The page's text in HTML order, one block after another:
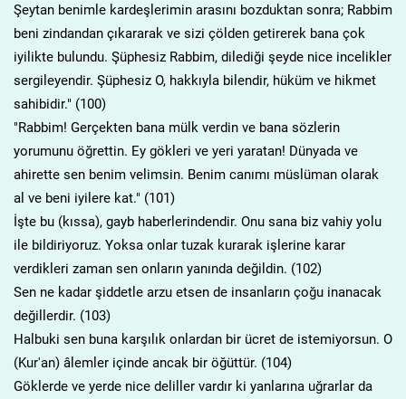
Şeytan benimle kardeşlerimin arasını bozduktan sonra; Rabbim
beni zindandan çıkararak ve sizi çölden getirerek bana çok
iyilikte bulundu. Şüphesiz Rabbim, dilediği şeyde nice incelikler
sergileyendir. Şüphesiz O, hakkıyla bilendir, hüküm ve hikmet
sahibidir." (100)
"Rabbim! Gerçekten bana mülk verdin ve bana sözlerin
yorumunu öğrettin. Ey gökleri ve yeri yaratan! Dünyada ve
ahirette sen benim velimsin. Benim canımı müslüman olarak
al ve beni iyilere kat." (101)
İşte bu (kıssa), gayb haberlerindendir. Onu sana biz vahiy yolu
ile bildiriyoruz. Yoksa onlar tuzak kurarak işlerine karar
verdikleri zaman sen onların yanında değildin. (102)
Sen ne kadar şiddetle arzu etsen de insanların çoğu inanacak
değillerdir. (103)
Halbuki sen buna karşılık onlardan bir ücret de istemiyorsun. O
(Kur'an) âlemler içinde ancak bir öğüttür. (104)
Göklerde ve yerde nice deliller vardır ki yanlarına uğrarlar da